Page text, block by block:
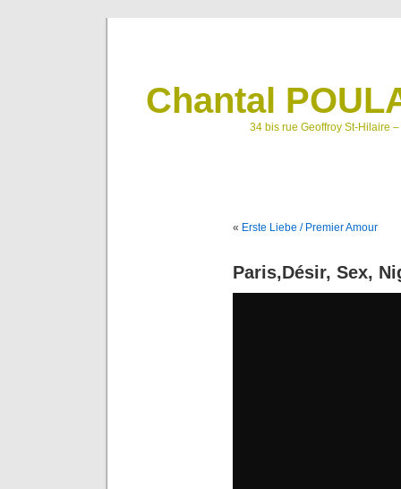
Chantal
34 bis rue Geoffroy St-Hilaire
« Erste Liebe / Premier Amour
Paris,Désir, Sex,